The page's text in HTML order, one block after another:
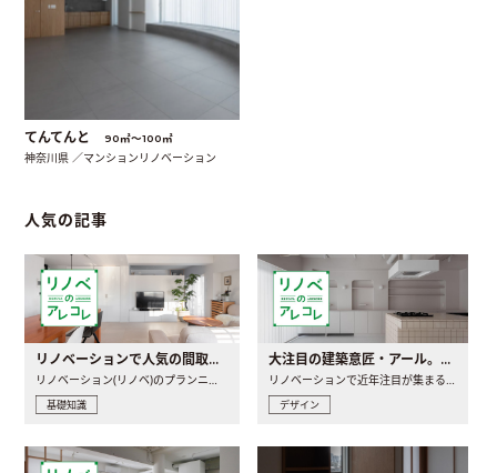
てんてんと 90㎡〜100㎡
神奈川県 ／マンションリノベーション
人気の記事
リノベーションで人気の間取りとは？トレンドの間取りと実例を徹底解説
リノベーション(リノベ)のプランニングで一番最初に決めるのは..
基礎知識
大注目の建築意匠・アール。人気の理由と空間に取り入れるポイント
リノベーションで近年注目が集まる建築意匠の一つであるアール..
デザイン